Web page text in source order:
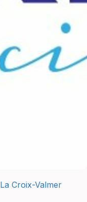
La Croix-Valmer